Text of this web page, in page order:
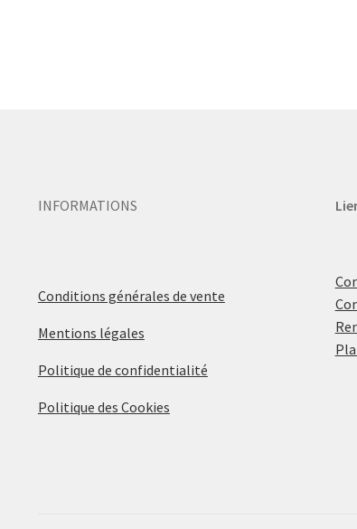
INFORMATIONS
Conditions générales de vente
Mentions légales
Politique de confidentialité
Politique des Cookies